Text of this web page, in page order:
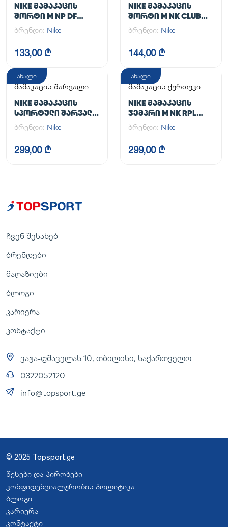
NIKE ᲛᲐᲛᲐᲙᲐᲪᲘᲡ
ᲨᲝᲠᲢᲘ M NP DF
LONG SHORT
ბრენდი: Nike
133,00 ₾
NIKE ᲛᲐᲛᲐᲙᲐᲪᲘᲡ
ᲨᲝᲠᲢᲘ M NK CLUB
FLOW SHORT
ბრენდი: Nike
144,00 ₾
ახალი
მამაკაცის შარვალი
NIKE ᲛᲐᲛᲐᲙᲐᲪᲘᲡ
ᲡᲞᲝᲠᲢᲣᲚᲘ ᲨᲐᲠᲕᲐᲚᲘ
M NK DF UNLIMITED
PANT TPR
ბრენდი: Nike
299,00 ₾
ახალი
მამაკაცის ქურთუკი
NIKE ᲛᲐᲛᲐᲙᲐᲪᲘᲡ
ᲯᲔᲛᲞᲠᲘ M NK RPL
UNLIMITED JKT
ბრენდი: Nike
299,00 ₾
ჩვენ შესახებ
ბრენდები
მაღაზიები
ბლოგი
კარიერა
კონტაქტი
ვაჟა-ფშაველას 10, თბილისი, საქართველო
0322052120
info@topsport.ge
© 2025 Topsport.ge
წესები და პირობები
კონფიდენციალურობის პოლიტიკა
ბლოგი
კარიერა
კონტაქტი